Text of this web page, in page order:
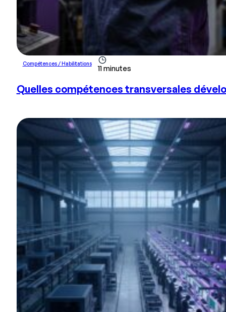
Compétences / Habilitations
11 minutes
Quelles compétences transversales